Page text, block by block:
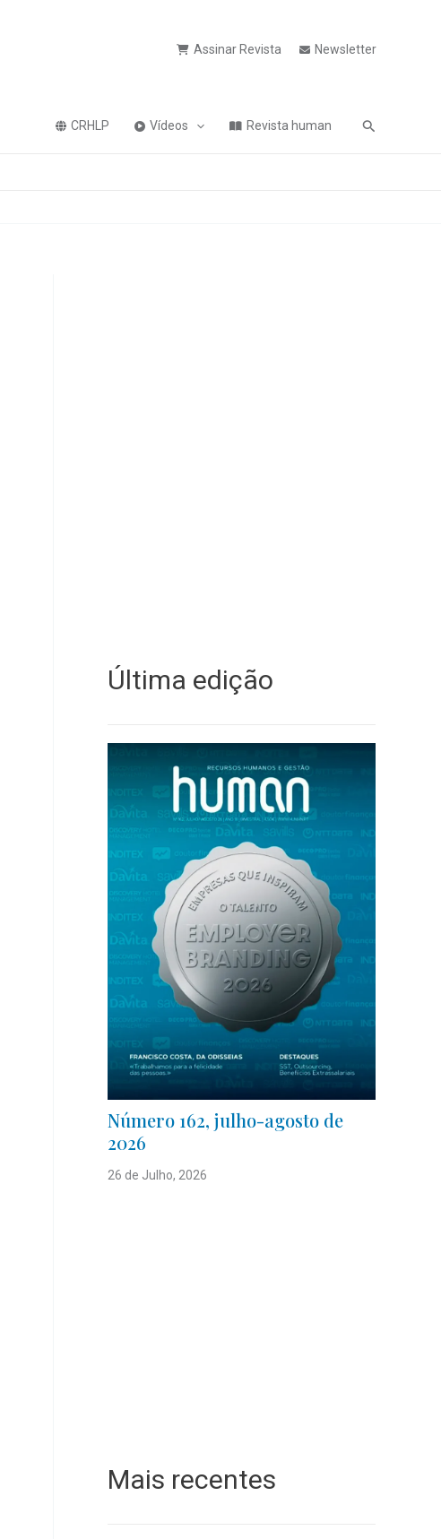
Assinar Revista Newsletter
CRHLP Vídeos Revista human Pesquisa
Última edição
Número 162, julho-agosto de
2026
26 de Julho, 2026
Mais recentes